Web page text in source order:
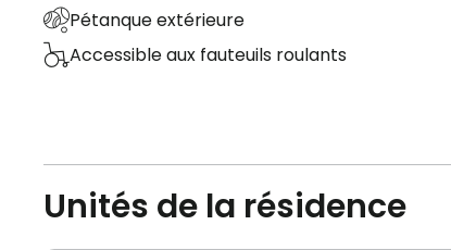
Pétanque extérieure
Accessible aux fauteuils roulants
Unités de la résidence